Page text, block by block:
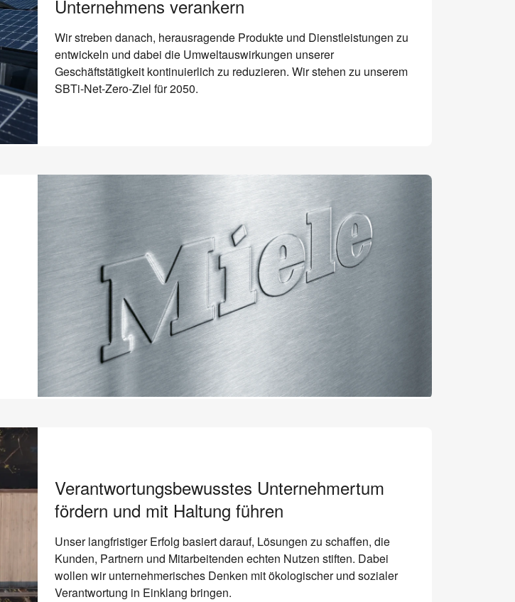
Unternehmens verankern
Wir streben danach, herausragende Produkte und Dienstleistungen zu
entwickeln und dabei die Umweltauswirkungen unserer
Geschäftstätigkeit kontinuierlich zu reduzieren. Wir stehen zu unserem
SBTi-Net-Zero-Ziel für 2050.
Verantwortungsbewusstes Unternehmertum
fördern und mit Haltung führen
Unser langfristiger Erfolg basiert darauf, Lösungen zu schaffen, die
Kunden, Partnern und Mitarbeitenden echten Nutzen stiften. Dabei
wollen wir unternehmerisches Denken mit ökologischer und sozialer
Verantwortung in Einklang bringen.